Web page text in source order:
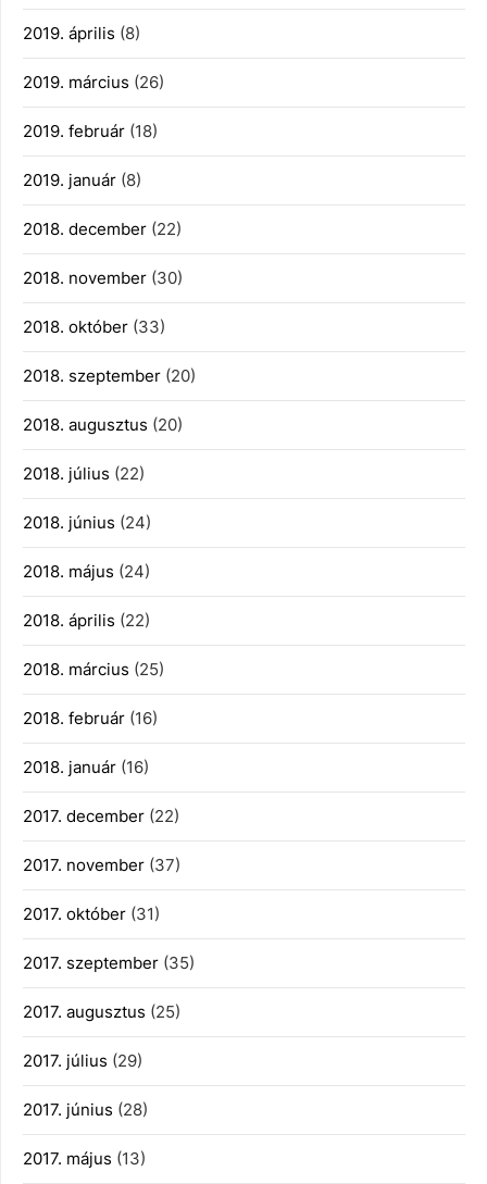
2019. április (8)
2019. március (26)
2019. február (18)
2019. január (8)
2018. december (22)
2018. november (30)
2018. október (33)
2018. szeptember (20)
2018. augusztus (20)
2018. július (22)
2018. június (24)
2018. május (24)
2018. április (22)
2018. március (25)
2018. február (16)
2018. január (16)
2017. december (22)
2017. november (37)
2017. október (31)
2017. szeptember (35)
2017. augusztus (25)
2017. július (29)
2017. június (28)
2017. május (13)